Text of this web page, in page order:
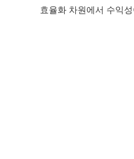
효율화 차원에서 수익